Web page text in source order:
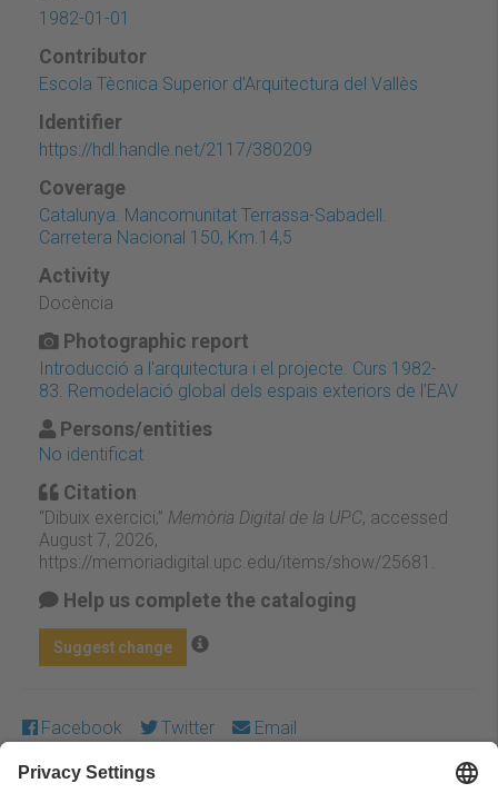
1982-01-01
Contributor
Escola Tècnica Superior d'Arquitectura del Vallès
Identifier
https://hdl.handle.net/2117/380209
Coverage
Catalunya. Mancomunitat Terrassa-Sabadell.
Carretera Nacional 150, Km.14,5
Activity
Docència
Photographic report
Introducció a l'arquitectura i el projecte. Curs 1982-
83. Remodelació global dels espais exteriors de l’EAV
Persons/entities
No identificat
Citation
“Dibuix exercici,” Memòria Digital de la UPC, accessed
August 7, 2026,
https://memoriadigital.upc.edu/items/show/25681
Help us complete the cataloging
Suggest change
Facebook Twitter Email